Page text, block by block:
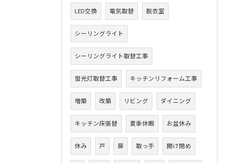
LED交換 電気取替 脱衣室
シーリングライト
シーリングライト取替工事
蛍光灯取替工事 キッチンリフォーム工事
増築 改築 リビング ダイニング
キッチン床張替 夏季休暇 お盆休み
休み 戸 扉 取っ手 開け閉め